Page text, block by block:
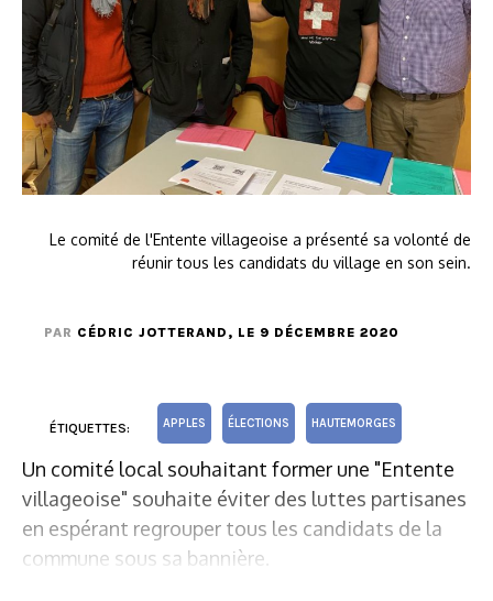
Le comité de l'Entente villageoise a présenté sa volonté de
réunir tous les candidats du village en son sein.
PAR CÉDRIC JOTTERAND , LE 9 DÉCEMBRE 2020
ÉTIQUETTES: APPLES ÉLECTIONS HAUTEMORGES
Un comité local souhaitant former une "Entente
villageoise" souhaite éviter des luttes partisanes
en espérant regrouper tous les candidats de la
commune sous sa bannière.